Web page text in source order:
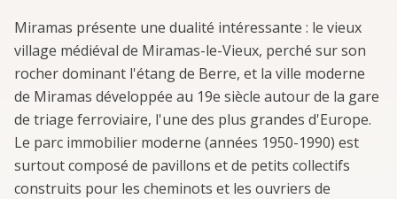
Miramas présente une dualité intéressante : le vieux
village médiéval de Miramas-le-Vieux, perché sur son
rocher dominant l'étang de Berre, et la ville moderne
de Miramas développée au 19e siècle autour de la gare
de triage ferroviaire, l'une des plus grandes d'Europe.
Le parc immobilier moderne (années 1950-1990) est
surtout composé de pavillons et de petits collectifs
construits pour les cheminots et les ouvriers de